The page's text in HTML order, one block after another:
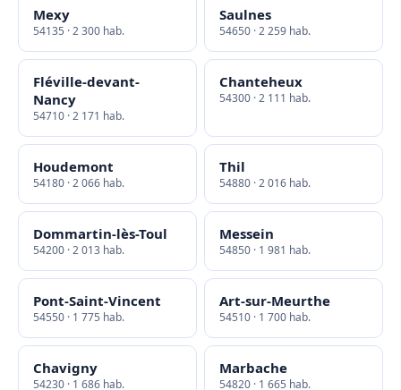
Mexy
54135 · 2 300 hab.
Saulnes
54650 · 2 259 hab.
Fléville-devant-
Nancy
54710 · 2 171 hab.
Chanteheux
54300 · 2 111 hab.
Houdemont
54180 · 2 066 hab.
Thil
54880 · 2 016 hab.
Dommartin-lès-Toul
54200 · 2 013 hab.
Messein
54850 · 1 981 hab.
Pont-Saint-Vincent
54550 · 1 775 hab.
Art-sur-Meurthe
54510 · 1 700 hab.
Chavigny
54230 · 1 686 hab.
Marbache
54820 · 1 665 hab.